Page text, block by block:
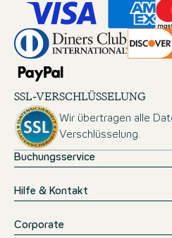
SSL-VERSCHLÜSSELUNG
Wir übertragen alle
Verschlüsselung.
Buchungsservice
Hilfe & Kontakt
Corporate